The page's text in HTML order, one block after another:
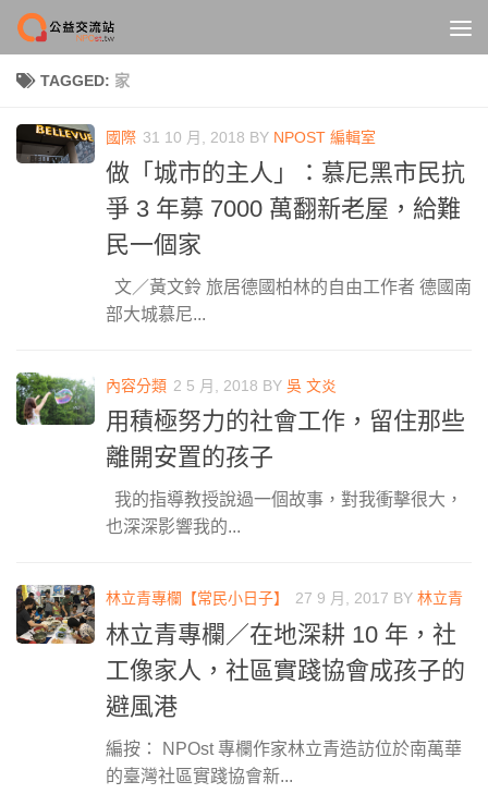
Skip to content
TAGGED: 家
國際 31 10 月, 2018 BY NPOST 編輯室
做「城市的主人」：慕尼黑市民抗
爭 3 年募 7000 萬翻新老屋，給難
民一個家
文／黃文鈴 旅居德國柏林的自由工作者 德國南
部大城慕尼...
內容分類 2 5 月, 2018 BY 吳 文炎
用積極努力的社會工作，留住那些
離開安置的孩子
我的指導教授說過一個故事，對我衝擊很大，
也深深影響我的...
林立青專欄【常民小日子】 27 9 月, 2017 BY 林立青
林立青專欄／在地深耕 10 年，社
工像家人，社區實踐協會成孩子的
避風港
編按： NPOst 專欄作家林立青造訪位於南萬華
的臺灣社區實踐協會新...